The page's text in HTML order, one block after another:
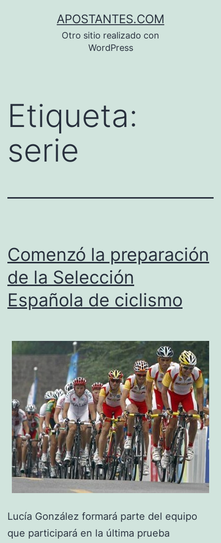
APOSTANTES.COM
Otro sitio realizado con
WordPress
Etiqueta:
serie
Comenzó la preparación
de la Selección
Española de ciclismo
Lucía González formará parte del equipo
que participará en la última prueba